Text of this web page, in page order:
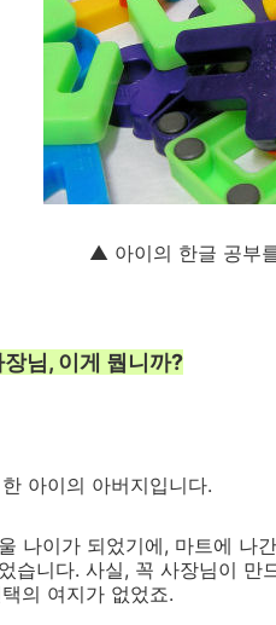
▲ 아이의 한글 공부
님, 이게 뭡니까?
아이의 아버지입니다.
나이가 되었기에, 마트에 나
습니다. 사실, 꼭 사장님이 만
의 여지가 없었죠.